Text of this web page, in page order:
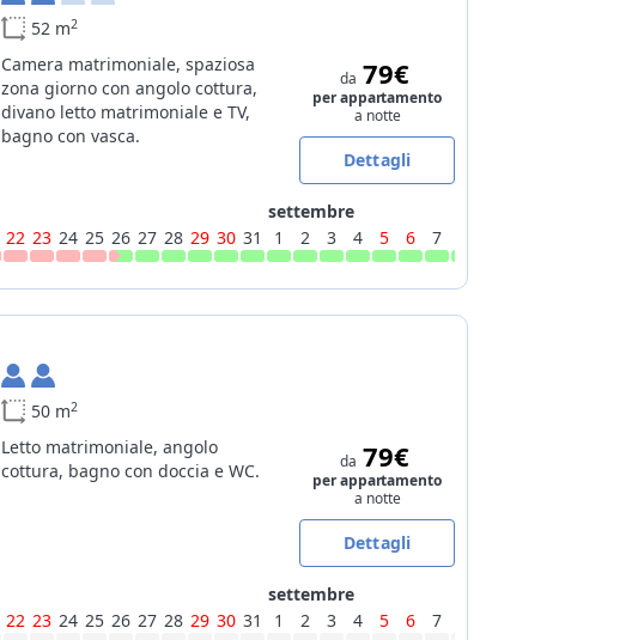
52 m2
Camera matrimoniale, spaziosa
zona giorno con angolo cottura,
divano letto matrimoniale e TV,
bagno con vasca.
da 79€
per appartamento
a notte
Dettagli
22 23 24 25 26 27 28 29 30 31
settembre
1
2 3 4 5 6 7
50 m2
Letto matrimoniale, angolo
cottura, bagno con doccia e WC.
da 79€
per appartamento
a notte
Dettagli
22 23 24 25 26 27 28 29 30 31
settembre
1
2 3 4 5 6 7